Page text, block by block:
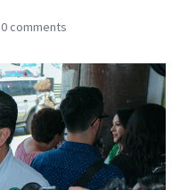
0 comments